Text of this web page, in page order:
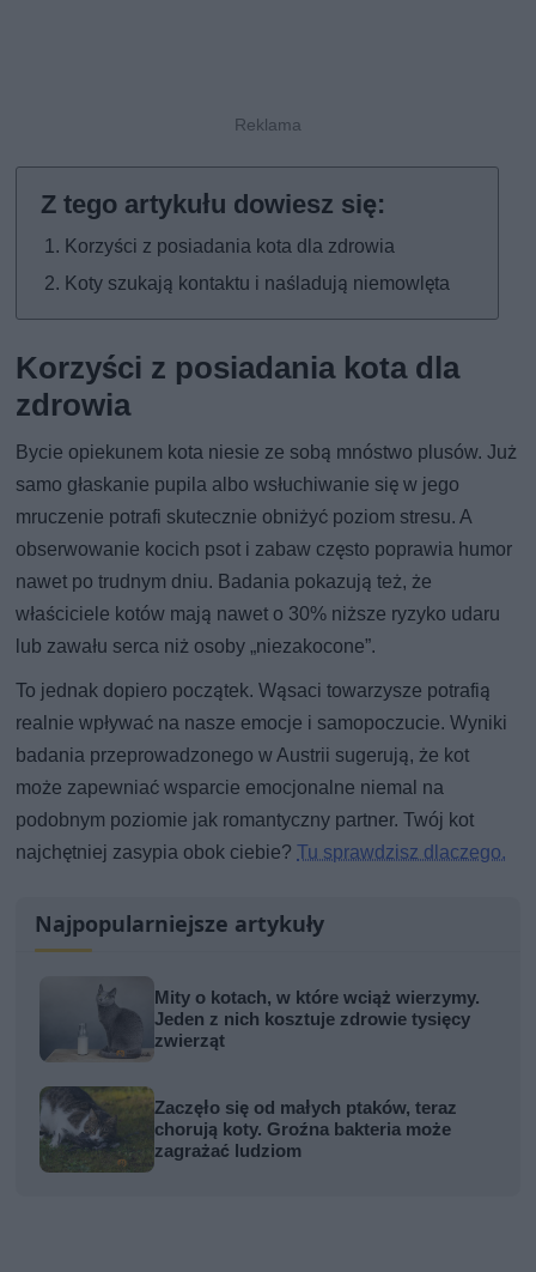
Korzyści z posiadania kota dla zdrowia
Koty szukają kontaktu i naśladują niemowlęta
Korzyści z posiadania kota dla
zdrowia
Bycie opiekunem kota niesie ze sobą mnóstwo plusów. Już
samo głaskanie pupila albo wsłuchiwanie się w jego
mruczenie potrafi skutecznie obniżyć poziom stresu. A
obserwowanie kocich psot i zabaw często poprawia humor
nawet po trudnym dniu. Badania pokazują też, że
właściciele kotów mają nawet o 30% niższe ryzyko udaru
lub zawału serca niż osoby „niezakocone”.
To jednak dopiero początek. Wąsaci towarzysze potrafią
realnie wpływać na nasze emocje i samopoczucie. Wyniki
badania przeprowadzonego w Austrii sugerują, że kot
może zapewniać wsparcie emocjonalne niemal na
podobnym poziomie jak romantyczny partner. Twój kot
najchętniej zasypia obok ciebie?Tu sprawdzisz dlaczego.
Najpopularniejsze artykuły
Mity o kotach, w które wciąż wierzymy.
Jeden z nich kosztuje zdrowie tysięcy
zwierząt
Zaczęło się od małych ptaków, teraz
chorują koty. Groźna bakteria może
zagrażać ludziom